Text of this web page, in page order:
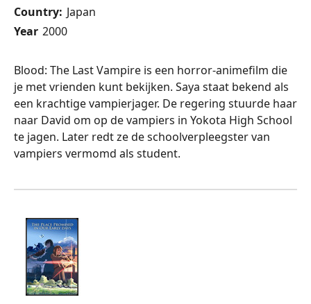
Country: Japan
Year 2000
Blood: The Last Vampire is een horror-animefilm die
je met vrienden kunt bekijken. Saya staat bekend als
een krachtige vampierjager. De regering stuurde haar
naar David om op de vampiers in Yokota High School
te jagen. Later redt ze de schoolverpleegster van
vampiers vermomd als student.